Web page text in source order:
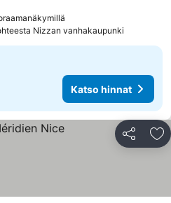
Nizzan vanhakaupunki
Katso hinnat
Jaa